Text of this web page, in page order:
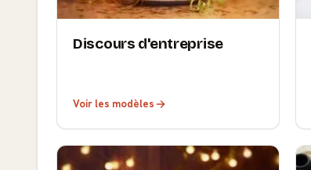
Discours d'entreprise
Voir les modèles